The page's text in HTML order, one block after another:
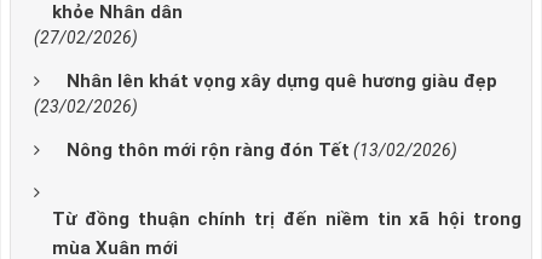
khỏe Nhân dân
(27/02/2026)
Nhân lên khát vọng xây dựng quê hương giàu đẹp
(23/02/2026)
Nông thôn mới rộn ràng đón Tết (13/02/2026)
Từ đồng thuận chính trị đến niềm tin xã hội trong
mùa Xuân mới